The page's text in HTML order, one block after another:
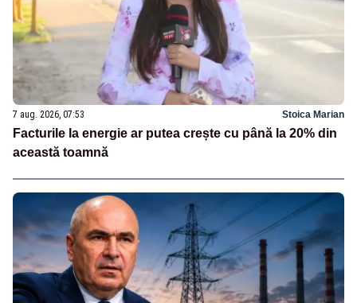
7 aug. 2026, 07:53 Stoica Marian
Facturile la energie ar putea crește cu până la 20% din
această toamnă